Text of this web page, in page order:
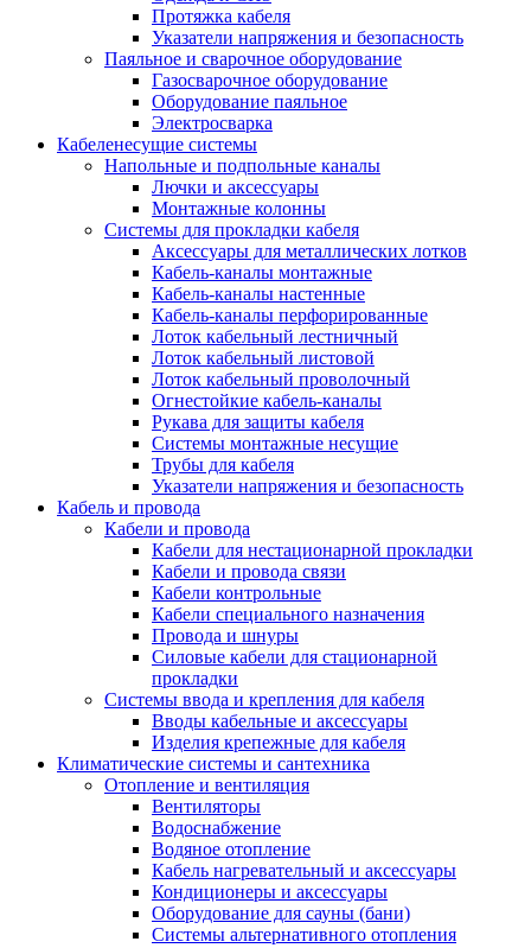
Протяжка кабеля
Указатели напряжения и безопасность
Паяльное и сварочное оборудование
Газосварочное оборудование
Оборудование паяльное
Электросварка
Кабеленесущие системы
Напольные и подпольные каналы
Лючки и аксессуары
Монтажные колонны
Системы для прокладки кабеля
Аксессуары для металлических лотков
Кабель-каналы монтажные
Кабель-каналы настенные
Кабель-каналы перфорированные
Лоток кабельный лестничный
Лоток кабельный листовой
Лоток кабельный проволочный
Огнестойкие кабель-каналы
Рукава для защиты кабеля
Системы монтажные несущие
Трубы для кабеля
Указатели напряжения и безопасность
Кабель и провода
Кабели и провода
Кабели для нестационарной прокладки
Кабели и провода связи
Кабели контрольные
Кабели специального назначения
Провода и шнуры
Силовые кабели для стационарной
прокладки
Системы ввода и крепления для кабеля
Вводы кабельные и аксессуары
Изделия крепежные для кабеля
Климатические системы и сантехника
Отопление и вентиляция
Вентиляторы
Водоснабжение
Водяное отопление
Кабель нагревательный и аксессуары
Кондиционеры и аксессуары
Оборудование для сауны (бани)
Системы альтернативного отопления